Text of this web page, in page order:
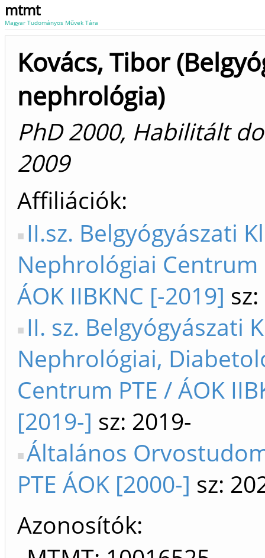
mtmt
Magyar Tudományos Művek Tára
Kovács, Tibor
nephrológia)
PhD 2000, Habilitált
2009
Affiliációk
II.sz. Belgyógyászati
Nephrológiai Centrum
ÁOK IIBKNC [-2019]
II. sz. Belgyógyászati
Nephrológiai,
Centrum PTE / ÁOK
[2019-] sz: 2019-
Általános
PTE ÁOK [2000-] sz:
Azonosítók